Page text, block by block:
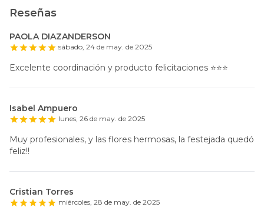
Reseñas
PAOLA DIAZANDERSON
sábado, 24 de may. de 2025
Excelente coordinación y producto felicitaciones ⭐️⭐️⭐️
Isabel Ampuero
lunes, 26 de may. de 2025
Muy profesionales, y las flores hermosas, la festejada quedó
feliz!!
Cristian Torres
miércoles, 28 de may. de 2025